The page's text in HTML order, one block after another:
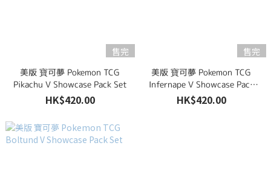
售完
美版 寶可夢 Pokemon TCG
Pikachu V Showcase Pack Set
HK$420.00
售完
美版 寶可夢 Pokemon TCG
Infernape V Showcase Pack
Set
HK$420.00